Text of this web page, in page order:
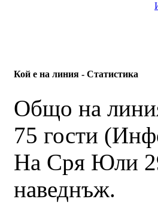
Кой е на линия - Статистика
Общо на
75 гости
На Сря Юли
наведнъж.